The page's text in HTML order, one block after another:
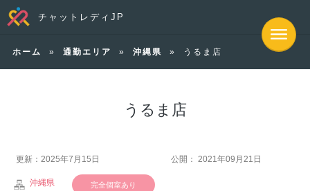
チャットレディJP
ホーム » 通勤エリア » 沖縄県 » うるま店
うるま店
更新：2025年7月15日 公開： 2021年09月21日
沖縄県 完全個室あり